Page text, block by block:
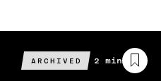
ARCHIVED
Arvioitu
lukuaika
2 min